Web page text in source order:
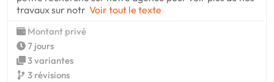
travaux sur notr Voir tout le texte
Montant privé
7 jours
3 variantes
3 révisions